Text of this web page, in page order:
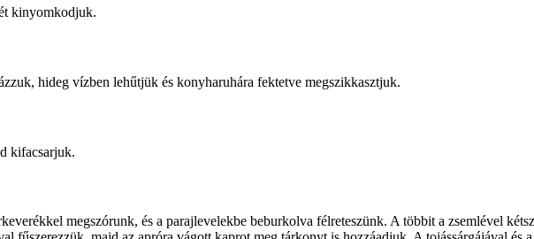
kinyomkodjuk.
hideg vízben lehűtjük és konyharuhára fektetve megszikkasztjuk.
kifacsarjuk.
megszórunk, és a parajlevelekbe beburkolva félreteszünk. A többit a zsemlével